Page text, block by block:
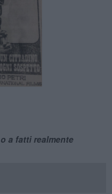
a fatti realmente